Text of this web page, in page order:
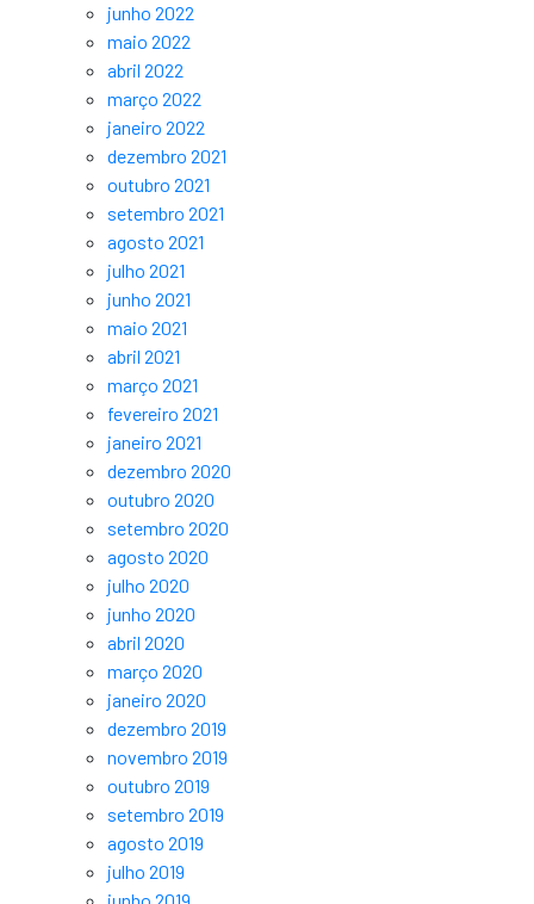
junho 2022
maio 2022
abril 2022
março 2022
janeiro 2022
dezembro 2021
outubro 2021
setembro 2021
agosto 2021
julho 2021
junho 2021
maio 2021
abril 2021
março 2021
fevereiro 2021
janeiro 2021
dezembro 2020
outubro 2020
setembro 2020
agosto 2020
julho 2020
junho 2020
abril 2020
março 2020
janeiro 2020
dezembro 2019
novembro 2019
outubro 2019
setembro 2019
agosto 2019
julho 2019